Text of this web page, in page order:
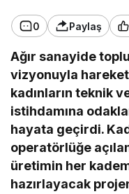
0 Paylaş
Ağır sanayide
vizyonuyla hareket
kadınların teknik
istihdamına
hayata geçirdi.
operatörlüğe
üretimin her
hazırlayacak